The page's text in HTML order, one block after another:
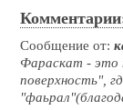
Сообщение от:
Фараскат - это
поверхность",